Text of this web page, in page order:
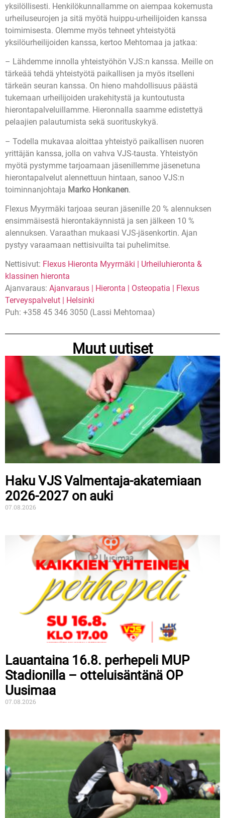
yksilöllisesti. Henkilökunnallamme on aiempaa kokemusta
urheiluseurojen ja sitä myötä huippu-urheilijoiden kanssa
toimimisesta. Olemme myös tehneet yhteistyötä
yksilöurheilijoiden kanssa, kertoo Mehtomaa ja jatkaa:
– Lähdemme innolla yhteistyöhön VJS:n kanssa. Meille on
tärkeää tehdä yhteistyötä paikallisen ja myös itselleni
tärkeän seuran kanssa. On hieno mahdollisuus päästä
tukemaan urheilijoiden urakehitystä ja kuntoutusta
hierontapalveluillamme. Hieronnalla saamme edistettyä
pelaajien palautumista sekä suorituskykyä.
– Todella mukavaa aloittaa yhteistyö paikallisen nuoren
yrittäjän kanssa, jolla on vahva VJS-tausta. Yhteistyön
myötä pystymme tarjoamaan jäsenillemme jäsenetuna
hierontapalvelut alennettuun hintaan, sanoo VJS:n
toiminnanjohtaja Marko Honkanen.
Flexus Myyrmäki tarjoaa seuran jäsenille 20 % alennuksen
ensimmäisestä hierontakäynnistä ja sen jälkeen 10 %
alennuksen. Varaathan mukaasi VJS-jäsenkortin. Ajan
pystyy varaamaan nettisivuilta tai puhelimitse.
Nettisivut: Flexus Hieronta Myyrmäki | Urheiluhieronta &
klassinen hieronta
Ajanvaraus: Ajanvaraus | Hieronta | Osteopatia | Flexus
Terveyspalvelut | Helsinki
Puh: +358 45 346 3050 (Lassi Mehtomaa)
Muut uutiset
Haku VJS Valmentaja-akatemiaan
2026-2027 on auki
07.08.2026
Lauantaina 16.8. perhepeli MUP
Stadionilla – otteluisäntänä OP
Uusimaa
07.08.2026